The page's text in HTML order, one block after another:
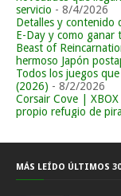
servicio - 8/4/2026
Detalles y contenido
E-Day y como ganar
Beast of
hermoso Japón
Todos los juegos
(2026) - 8/2/2026
Corsair Cove |
propio refugio de
MÁS LEÍDO ÚLTIMOS